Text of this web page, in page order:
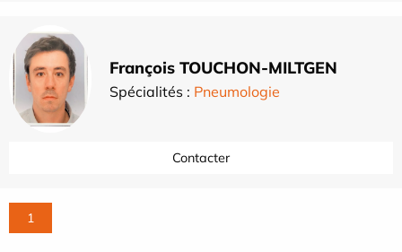
François TOUCHON-MILTGEN
Spécialités : Pneumologie
Contacter
1